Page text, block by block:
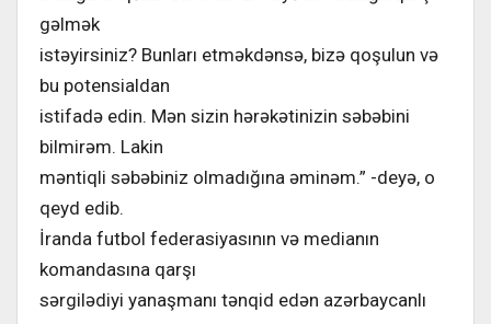
gəlmək
istəyirsiniz? Bunları etməkdənsə, bizə qoşulun və
bu potensialdan
istifadə edin. Mən sizin hərəkətinizin səbəbini
bilmirəm. Lakin
məntiqli səbəbiniz olmadığına əminəm.” -deyə, o
qeyd edib.
İranda futbol federasiyasının və medianın
komandasına qarşı
sərgilədiyi yanaşmanı tənqid edən azərbaycanlı